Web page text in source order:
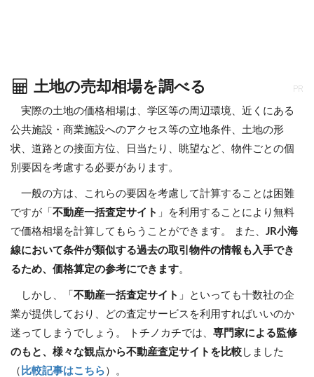
土地の売却相場を調べる PR
実際の土地の価格相場は、学区等の周辺環境、近くにある
公共施設・商業施設へのアクセス等の立地条件、土地の形
状、道路との接面方位、日当たり、眺望など、物件ごとの個
別要因を考慮する必要があります。
一般の方は、これらの要因を考慮して計算することは困難
ですが「 不動産一括査定サイト 」を利用することにより無料
で価格相場を計算してもらうことができます。 また、 JR小海
線において条件が類似する過去の取引物件の情報も入手でき
るため、価格算定の参考にできます。
しかし、「 不動産一括査定サイト 」といっても十数社の企
業が提供しており、どの査定サービスを利用すればいいのか
迷ってしまうでしょう。 トチノカチでは、 専門家による監修
のもと、様々な観点から不動産査定サイトを比較 しました
（ 比較記事はこちら ）。